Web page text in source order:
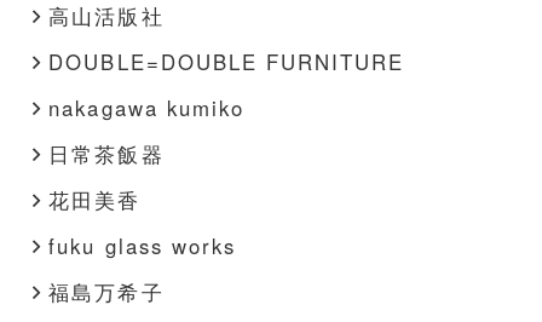
高山活版社
DOUBLE=DOUBLE FURNITURE
nakagawa kumiko
日常茶飯器
花田美香
fuku glass works
福島万希子